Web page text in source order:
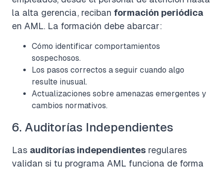
la alta gerencia, reciban formación periódica
en AML. La formación debe abarcar:
Cómo identificar comportamientos
sospechosos.
Los pasos correctos a seguir cuando algo
resulte inusual.
Actualizaciones sobre amenazas emergentes y
cambios normativos.
6. Auditorías Independientes
Las auditorías independientes regulares
validan si tu programa AML funciona de forma